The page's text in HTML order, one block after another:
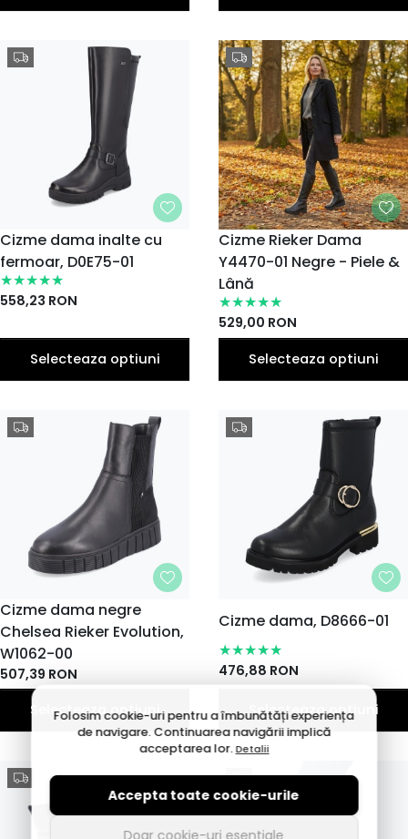
MARIME
36
EU
37
EU
38
EU
39
EU
41
EU
Cizme dama inalte cu
fermoar, D0E75-01
558,23 RON
Selecteaza optiuni
MARIME
36
EU
37
EU
38
EU
39
EU
40
EU
41
EU
Cizme Rieker Dama
Y4470-01 Negre - Piele &
Lână
529,00 RON
Selecteaza optiuni
MARIME
36
EU
37
EU
38
EU
39
EU
40
EU
41
EU
Cizme dama negre
Chelsea Rieker Evolution,
W1062-00
507,39 RON
Selecteaza optiuni
36 37 38 39 40
41
EU
Cizme dama, D8666-01
476,88 RON
Selecteaza optiuni
Folosim cookie-uri pentru a îmbunătăți experiența
de navigare. Continuarea navigării implică
acceptarea lor.Detalii
Accepta toate cookie-urile
Doar cookie-uri esentiale